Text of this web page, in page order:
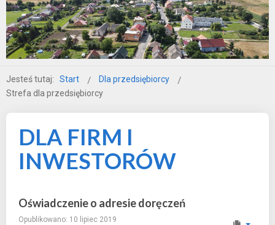
Jesteś tutaj: Start
Dla przedsiębiorcy
Strefa dla przedsiębiorcy
DLA FIRM I
INWESTORÓW
Oświadczenie o adresie doręczeń
Opublikowano: 10 lipiec 2019